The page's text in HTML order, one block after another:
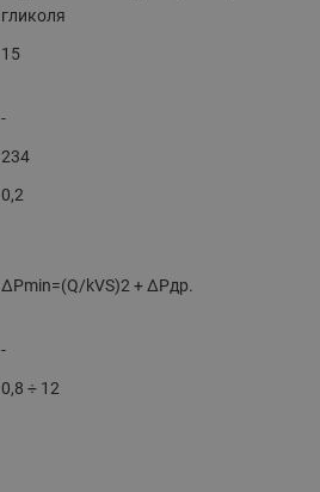
гликоля
15
-
234
0,2
ΔРmin=(Q/kVS)2 + ΔРдр.
-
0,8 ÷ 12